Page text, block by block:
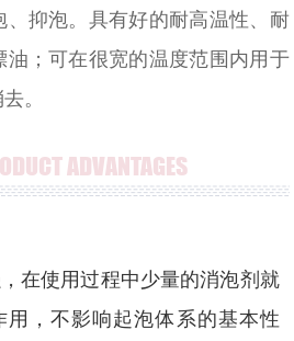
抑泡。具有好的耐高温性、耐
；可在很宽的温度范围内用于
。
ADVANTAGES
在使用过程中少量的消泡剂就
用，不影响起泡体系的基本性